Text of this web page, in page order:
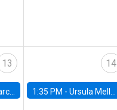
13
Andes
14
1:35 PM -Ursula Mello, Insper - Institute of Education and Research